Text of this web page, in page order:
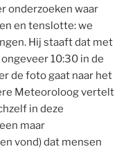
onderzoeken waar
en tenslotte: we
Hij staaft dat met
10:30 in de
de foto gaat naar het
Meteoroloog vertelt
in deze
maar
vond) dat mensen